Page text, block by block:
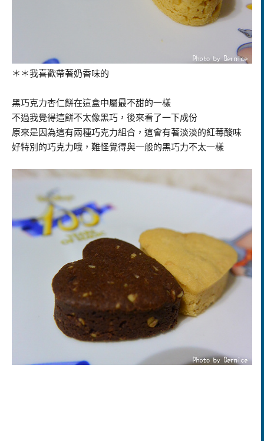
＊＊我喜歡帶著奶香味的
黑巧克力杏仁餅在這盒中屬最不甜的一樣
不過我覺得這餅不太像黑巧，後來看了一下成份
原來是因為這有兩種巧克力組合，這會有著淡淡的紅莓酸味
好特別的巧克力哦，難怪覺得與一般的黑巧力不太一樣